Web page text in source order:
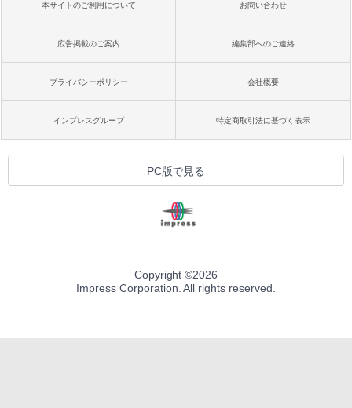
本サイトのご利用について お問い合わせ
広告掲載のご案内 編集部へのご連絡
プライバシーポリシー 会社概要
インプレスグループ 特定商取引法に基づく表示
PC版で見る
Copyright ©2026
Impress Corporation. All rights reserved.